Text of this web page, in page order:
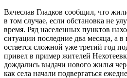
Вячеслав Гладков сообщил, что
в том случае, если обстановка не
время. Ряд населенных пунктов
ситуации последние два месяца, а в
остается сложной уже третий год
привел в пример жителей
дождались выдачи нового жилья
как села начали подвергаться